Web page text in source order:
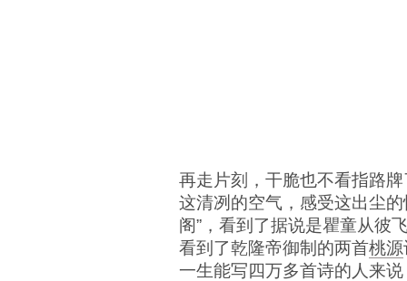
再走片刻，干脆也不看指路
这清冽的空气，感受这出尘
阁”，看到了据说是瞿童从彼
看到了乾隆帝御制的两首桃源
一生能写四万多首诗的人来